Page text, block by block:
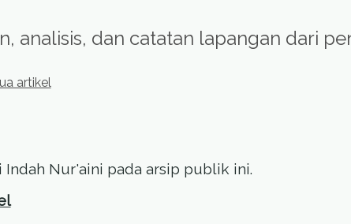
analisis, dan catatan lapangan dari
artikel
Nur'aini pada arsip publik ini.